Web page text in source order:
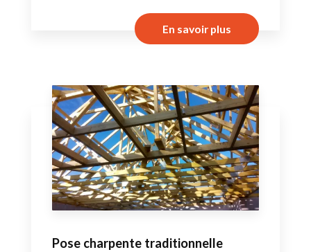
En savoir plus
Pose charpente traditionnelle